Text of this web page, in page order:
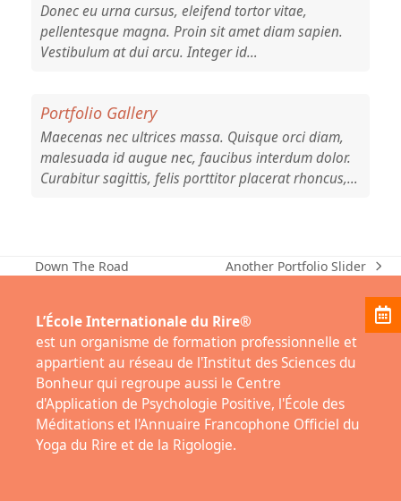
Donec eu urna cursus, eleifend tortor vitae,
pellentesque magna. Proin sit amet diam sapien.
Vestibulum at dui arcu. Integer id…
Portfolio Gallery
Maecenas nec ultrices massa. Quisque orci diam,
malesuada id augue nec, faucibus interdum dolor.
Curabitur sagittis, felis porttitor placerat rhoncus,…
previous
Down The Road
next
Another Portfolio Slider
L’École Internationale du Rire®
est un organisme de formation professionnelle et
appartient au réseau de l'Institut des Sciences du
Bonheur qui regroupe aussi le Centre
d'Application de Psychologie Positive, l'École des
Méditations et l'Annuaire Francophone Officiel du
Yoga du Rire et de la Rigologie.